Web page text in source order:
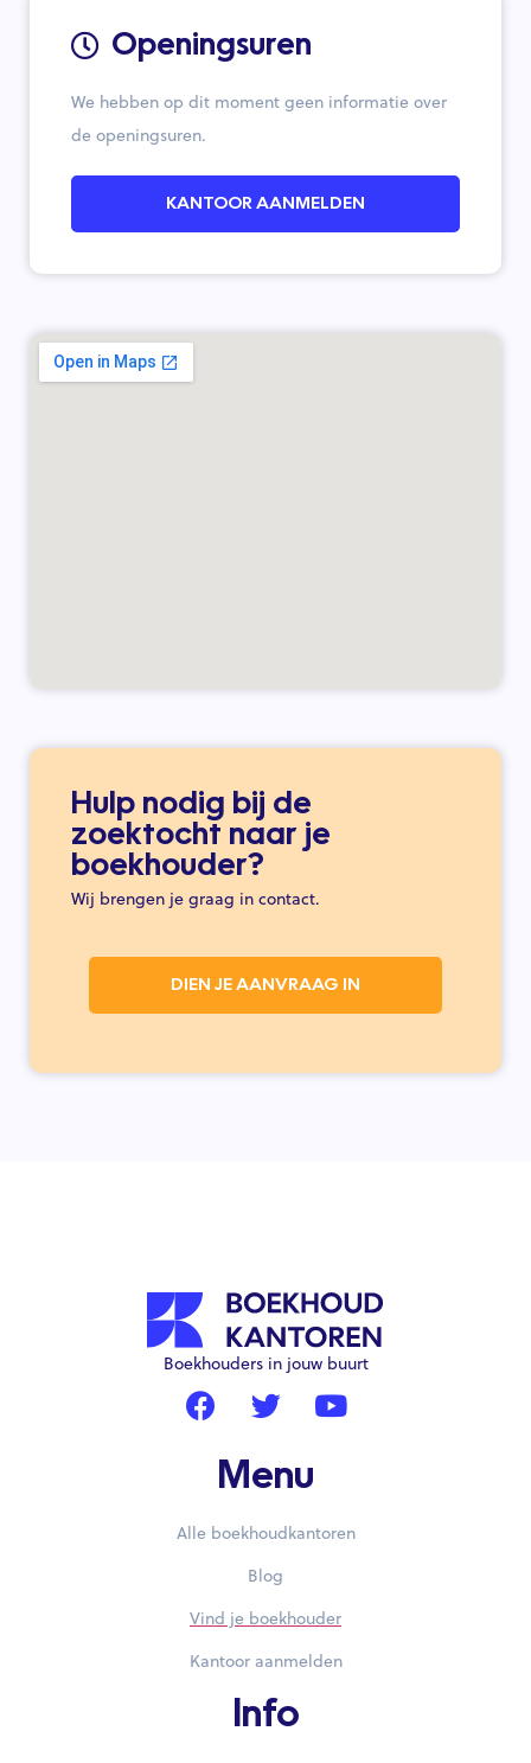
Hulp nodig bij de
zoektocht naar je
boekhouder?
Wij brengen je graag in contact.
DIEN JE AANVRAAG IN
Openingsuren
We hebben op dit moment geen informatie over
de openingsuren.
KANTOOR AANMELDEN
Boekhouders in jouw buurt
Menu
Alle boekhoudkantoren
Blog
Vind je boekhouder
Kantoor aanmelden
Info